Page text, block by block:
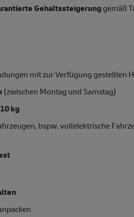
Gehaltssteigerung gemäß
mit zur Verfügung gestellten
(zwischen Montag und Samstag)
kg
bspw. vollelektrische